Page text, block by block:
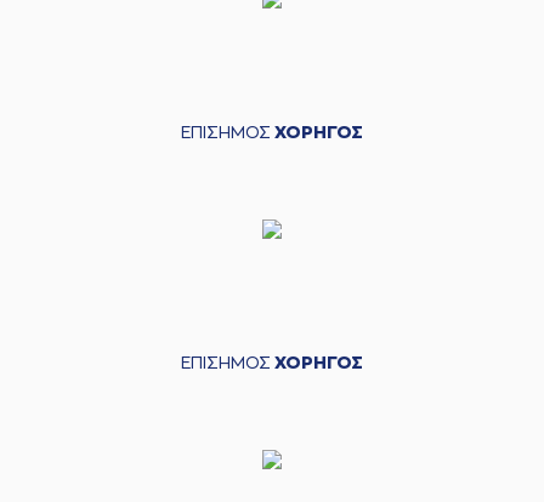
ΕΠΙΣΗΜΟΣ ΧΟΡΗΓΟΣ
ΕΠΙΣΗΜΟΣ ΧΟΡΗΓΟΣ